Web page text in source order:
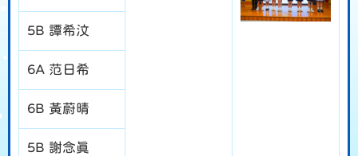
5B 譚希汶
6A 范日希
6B 黃蔚晴
5B 謝念真